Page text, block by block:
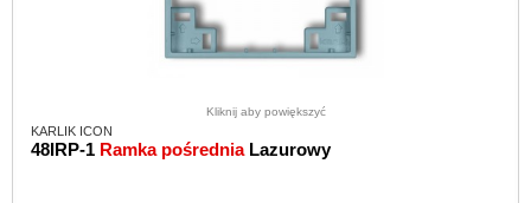
Kliknij aby powiększyć
KARLIK ICON
48IRP-1 Ramka pośrednia Lazurowy